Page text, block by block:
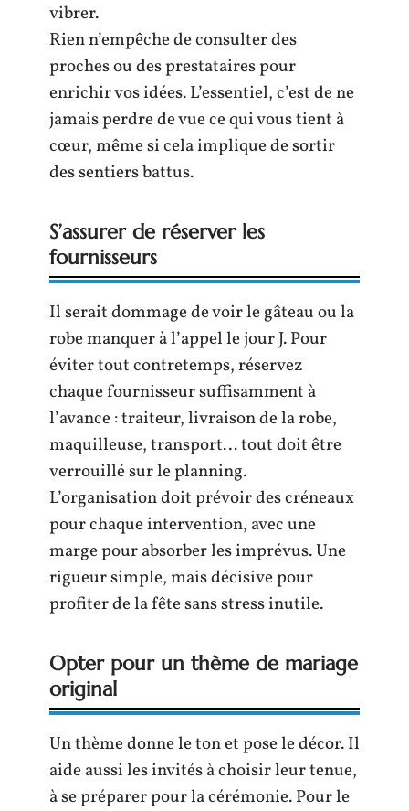
vibrer.
Rien n’empêche de consulter des
proches ou des prestataires pour
enrichir vos idées. L’essentiel, c’est de ne
jamais perdre de vue ce qui vous tient à
cœur, même si cela implique de sortir
des sentiers battus.
S’assurer de réserver les
fournisseurs
Il serait dommage de voir le gâteau ou la
robe manquer à l’appel le jour J. Pour
éviter tout contretemps, réservez
chaque fournisseur suffisamment à
l’avance : traiteur, livraison de la robe,
maquilleuse, transport… tout doit être
verrouillé sur le planning.
L’organisation doit prévoir des créneaux
pour chaque intervention, avec une
marge pour absorber les imprévus. Une
rigueur simple, mais décisive pour
profiter de la fête sans stress inutile.
Opter pour un thème de mariage
original
Un thème donne le ton et pose le décor. Il
aide aussi les invités à choisir leur tenue,
à se préparer pour la cérémonie. Pour le